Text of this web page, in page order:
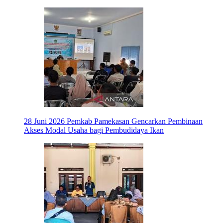
28 Juni 2026 Pemkab Pamekasan Gencarkan Pembinaan
Akses Modal Usaha bagi Pembudidaya Ikan